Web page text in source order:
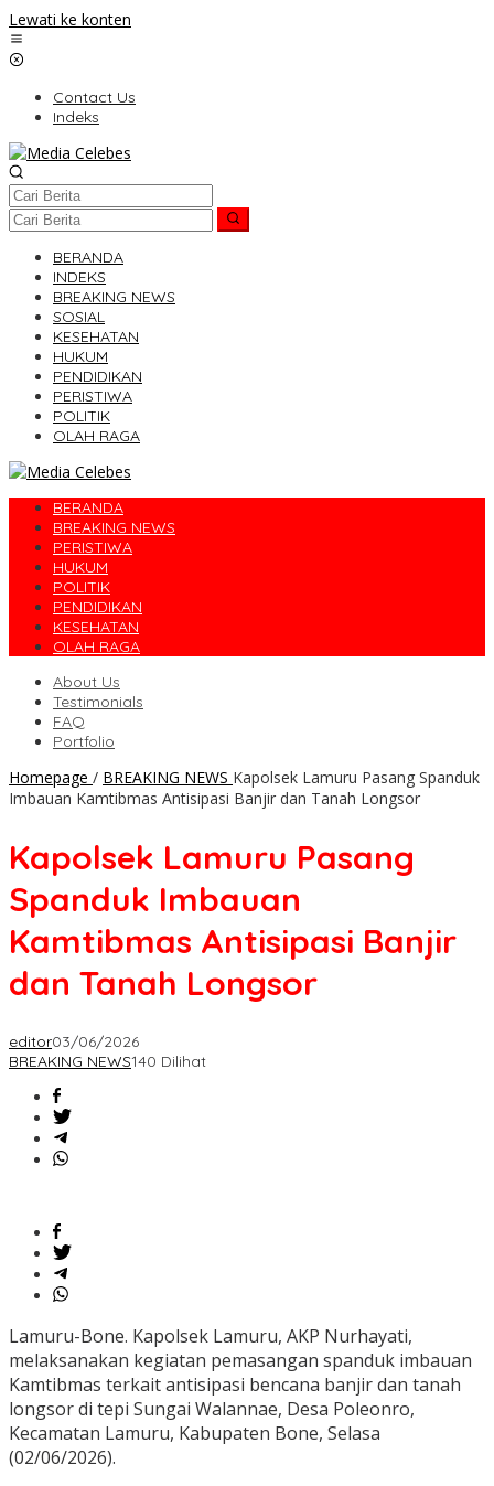
Lewati ke konten
Contact Us
Indeks
BERANDA
INDEKS
BREAKING NEWS
SOSIAL
KESEHATAN
HUKUM
PENDIDIKAN
PERISTIWA
POLITIK
OLAH RAGA
BERANDA
BREAKING NEWS
PERISTIWA
HUKUM
POLITIK
PENDIDIKAN
KESEHATAN
OLAH RAGA
About Us
Testimonials
FAQ
Portfolio
Homepage / BREAKING NEWS Kapolsek Lamuru Pasang Spanduk
Imbauan Kamtibmas Antisipasi Banjir dan Tanah Longsor
Kapolsek Lamuru Pasang
Spanduk Imbauan
Kamtibmas Antisipasi Banjir
dan Tanah Longsor
editor03/06/2026
BREAKING NEWS140 Dilihat
Lamuru-Bone. Kapolsek Lamuru, AKP Nurhayati,
melaksanakan kegiatan pemasangan spanduk imbauan
Kamtibmas terkait antisipasi bencana banjir dan tanah
longsor di tepi Sungai Walannae, Desa Poleonro,
Kecamatan Lamuru, Kabupaten Bone, Selasa
(02/06/2026).